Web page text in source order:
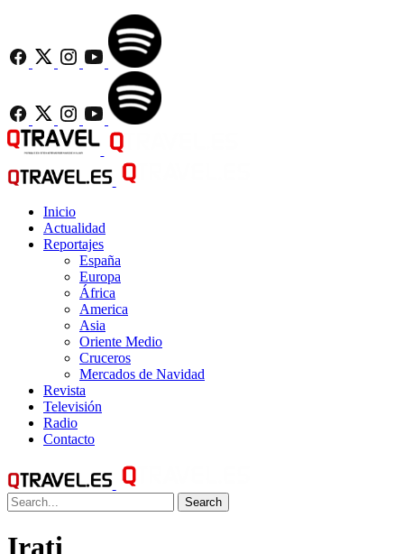
Inicio
Actualidad
Reportajes
España
Europa
África
America
Asia
Oriente Medio
Cruceros
Mercados de Navidad
Revista
Televisión
Radio
Contacto
Search
Irati